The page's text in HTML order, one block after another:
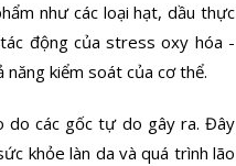
như các loại hạt, dầu thực
động của stress oxy hóa -
kiểm soát của cơ thể.
do các gốc tự do gây ra. Đây
khỏe làn da và quá trình lão